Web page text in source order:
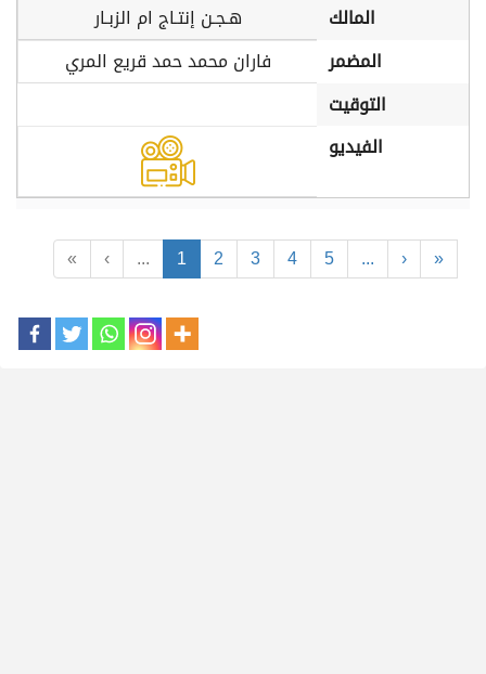
« ‹ ... 1 2 3 4 5 ... › »
المالك
هـجـن إنتـاج ام الزبـار
المضمر
فاران محمد حمد قريع المري
التوقيت
الفيديو